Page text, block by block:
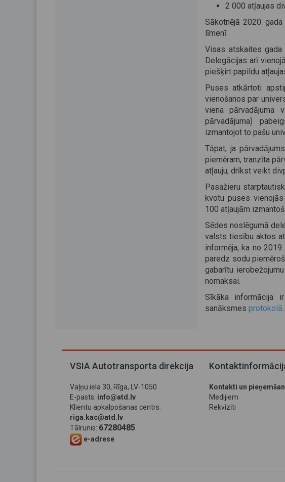
2 000 atļaujas
Sākotnējā 2020.
līmenī.
Visas atskaites gada
Delegācijas arī
piešķirt papildu
Puses atkārtoti
vienošanos par
viena pārvadājuma
pārvadājuma)
izmantojot to pašu
Tāpat, ja
piemēram, tranzīta
atļauju, drīkst veikt
Pasažieru
kvotu puses
100 atļaujām
Sēdes noslēgumā
valsts tiesību aktos
informēja, ka no
paredz sodu
gabarītu
nomaksai.
Sīkāka informācija
sanāksmes protokolā.
VSIA Autotransporta direkcija
Vaļņu iela 30, Rīga, LV-1050
E-pasts: info@atd.lv
Klientu apkalpošanas centrs:
riga.kac@atd.lv
Tālrunis: 67280485
e-adrese
Kontakti un
Medijiem
Rekvizīti